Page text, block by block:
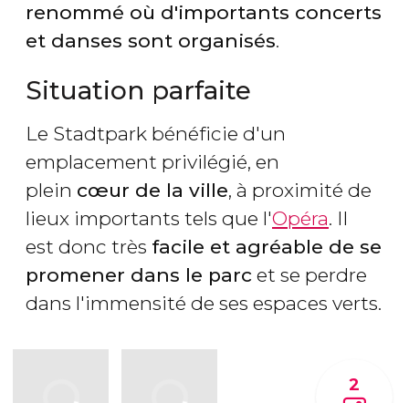
renommé où d'importants concerts
et danses sont organisés.
Situation parfaite
Le Stadtpark bénéficie d'un
emplacement privilégié, en
plein cœur de la ville, à proximité de
lieux importants tels que l'Opéra. Il
est donc très facile et agréable de se
promener dans le parc et se perdre
dans l'immensité de ses espaces verts.
2